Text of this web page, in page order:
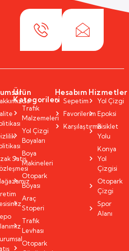
Satış
Ürün
Kategorileri
Trafik
Malzemeleri
Yol Çizgi
Boyaları
Boya
Makineleri
Otopark
Boyası
Araç
Stoperi
Trafik
Levhası
Otopark
Hesabım
Sepetim
Favorilerim
Karşılaştırma
Hizmetler
Yol Çizgi
Epoksi
Bisiklet
Yolu
Konya
Yol
Çizgisi
Otopark
Çizgi
Spor
Alanı